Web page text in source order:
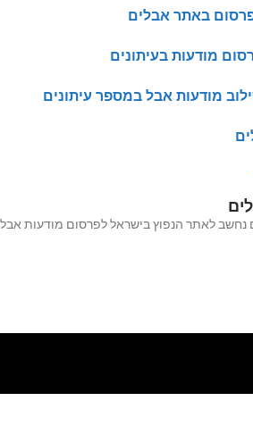
באתר אבלים
מודעות בעיתונים
מודעות אבל במספר עיתונים
הנפוץ בישראל לפרסום מודעות אבל מעל 20 שנה האתר עבר לאחרונה שדרוג מערכות